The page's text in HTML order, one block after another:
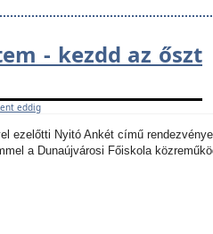
- kezdd az őszt
eddig
ezelőtti Nyitó Ankét című
a Dunaújvárosi Főiskola